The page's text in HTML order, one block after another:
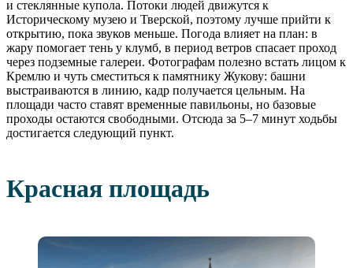
и стеклянные купола. Потоки людей движутся к
Историческому музею и Тверской, поэтому лучше прийти к
открытию, пока звуков меньше. Погода влияет на план: в
жару помогает тень у клумб, в период ветров спасает проход
через подземные галереи. Фотографам полезно встать лицом к
Кремлю и чуть сместиться к памятнику Жукову: башни
выстраиваются в линию, кадр получается цельным. На
площади часто ставят временные павильоны, но базовые
проходы остаются свободными. Отсюда за 5–7 минут ходьбы
достигается следующий пункт.
Красная площадь